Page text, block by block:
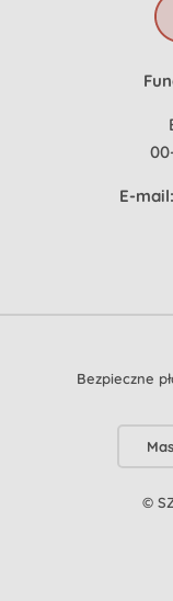
E-mail:
Bezpieczne
©